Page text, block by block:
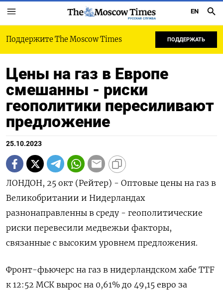
РУССКАЯ СЛУЖБА
EN
Поддержите The Moscow Times ПОДДЕРЖАТЬ
Цены на газ в Европе
смешанны - риски
геополитики пересиливают
предложение
25.10.2023
ЛОНДОН, 25 окт (Рейтер) - Оптовые цены на газ в
Великобритании и Нидерландах
разнонаправленны в среду - геополитические
риски перевесили медвежьи факторы,
связанные с высоким уровнем предложения.
Фронт-фьючерс на газ в нидерландском хабе TTF
к 12:52 МСК вырос на 0,61% до 49,15 евро за